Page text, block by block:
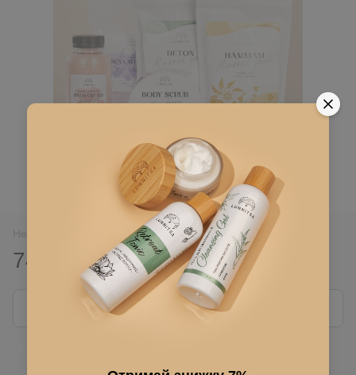
741 грн 1 235 грн
Сообщить, когда появится